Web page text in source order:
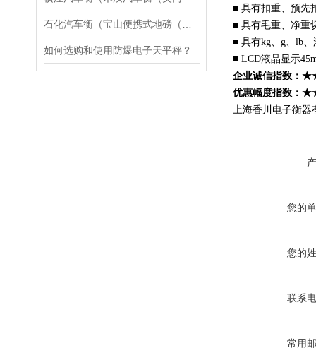
如何选购和使用防爆电子天平秤？
■ 具有扣重、预先
■ 具有毛重、净重
■ 具有kg、g、lb
■ LCD液晶显示
企业诚信指数
优惠幅度指数
上海香川电子衡器
您的
您的
联系
常用